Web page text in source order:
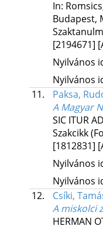
In:
Budapest,
[2194671]
Nyilvános
Nyilvános
11.
Paksa,
A Magyar
SIC ITUR
Szakcikk
[1812831]
Nyilvános
Nyilvános
12.
Csíki,
A miskolci
HERMAN